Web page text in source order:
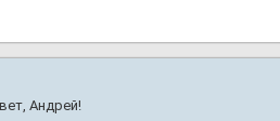
Андрей!